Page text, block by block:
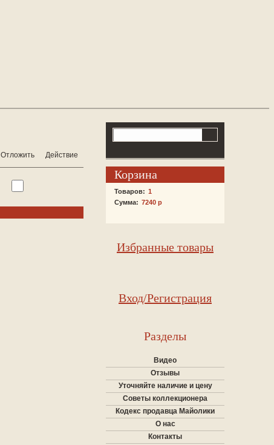
Отложить Действие
Корзина
Товаров: 1
Сумма: 7240 р
Избранные товары
Вход/Регистрация
Разделы
Видео
Отзывы
Уточняйте наличие и цену
Советы коллекционера
Кодекс продавца Майолики
О нас
Контакты